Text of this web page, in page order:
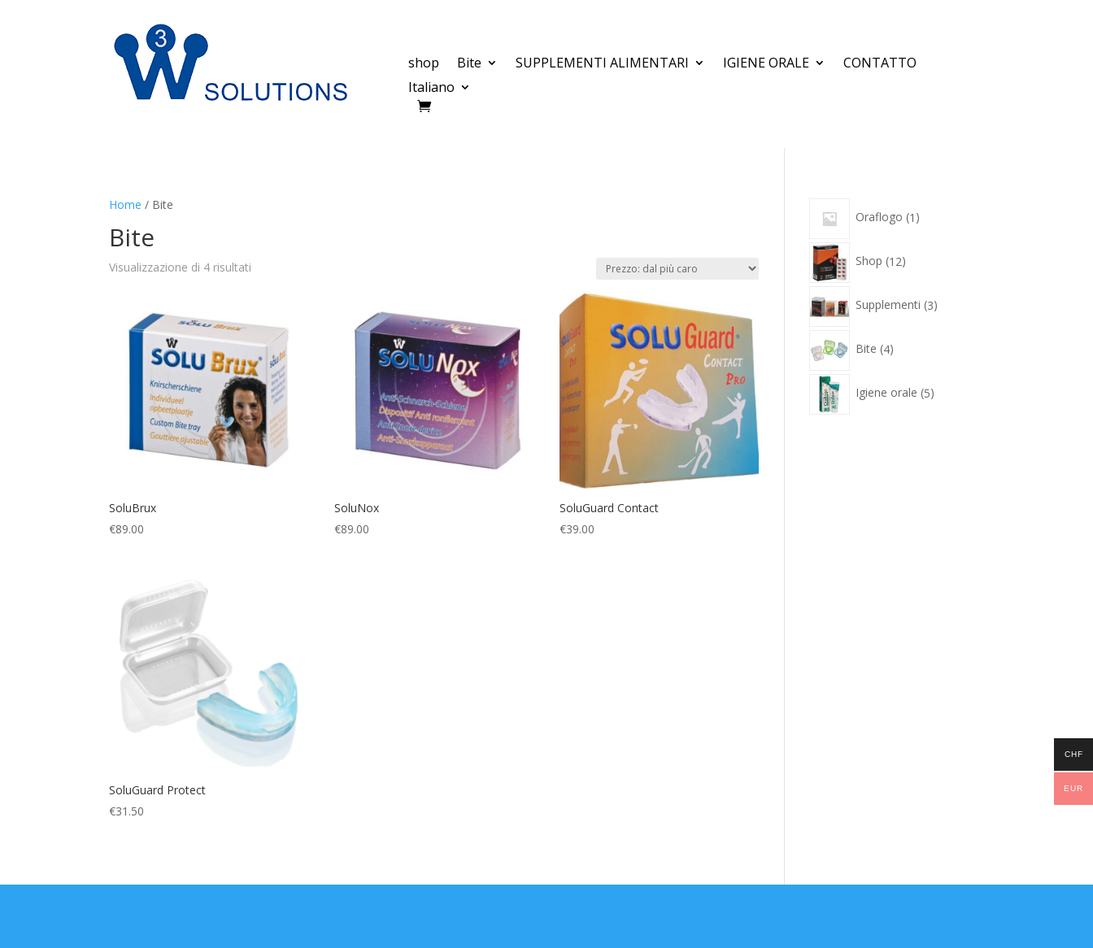
shop Bite SUPPLEMENTI ALIMENTARI IGIENE ORALE
CONTATTO
Italiano
Home / Bite
Bite
Visualizzazione di 4 risultati
caro
SoluBrux
€89.00
SoluNox
€89.00
SoluGuard Contact
€39.00
SoluGuard Protect
€31.50
Oraflogo 1
prodotto
Shop 12
prodotti
Supplementi 3
prodotti
Bite 4
prodotti
Igiene orale 5
prodotti
CHF
EUR